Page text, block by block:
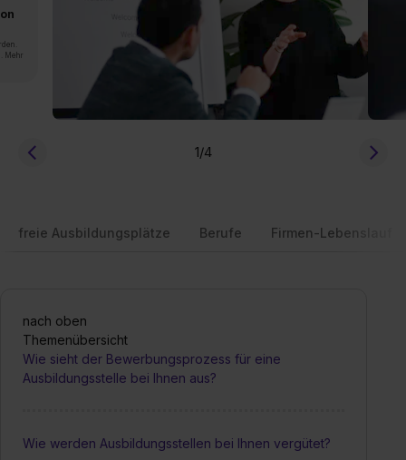
Mehr
1/4
freie Ausbildungsplätze Berufe Firmen-Lebenslauf
nach oben
Themenübersicht
Wie sieht der Bewerbungsprozess für eine
Ausbildungsstelle bei Ihnen aus?
Wie werden Ausbildungsstellen bei Ihnen vergütet?